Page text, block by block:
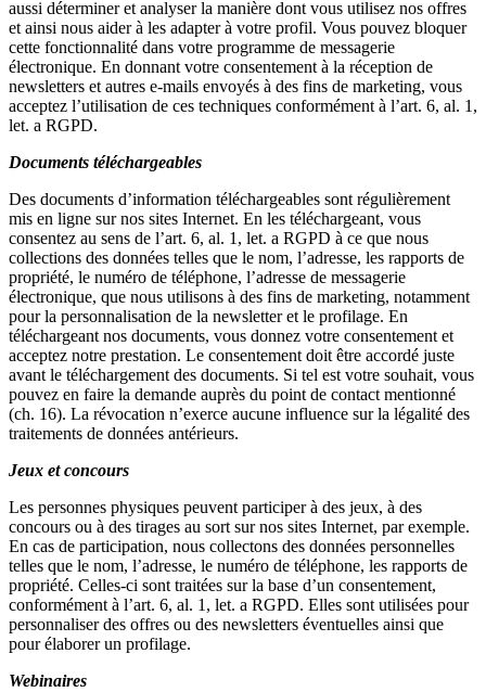
aussi déterminer et analyser la manière dont vous utilisez nos offres
et ainsi nous aider à les adapter à votre profil. Vous pouvez bloquer
cette fonctionnalité dans votre programme de messagerie
électronique. En donnant votre consentement à la réception de
newsletters et autres e-mails envoyés à des fins de marketing, vous
acceptez l’utilisation de ces techniques conformément à l’art. 6, al. 1,
let. a RGPD.
Documents téléchargeables
Des documents d’information téléchargeables sont régulièrement
mis en ligne sur nos sites Internet. En les téléchargeant, vous
consentez au sens de l’art. 6, al. 1, let. a RGPD à ce que nous
collections des données telles que le nom, l’adresse, les rapports de
propriété, le numéro de téléphone, l’adresse de messagerie
électronique, que nous utilisons à des fins de marketing, notamment
pour la personnalisation de la newsletter et le profilage. En
téléchargeant nos documents, vous donnez votre consentement et
acceptez notre prestation. Le consentement doit être accordé juste
avant le téléchargement des documents. Si tel est votre souhait, vous
pouvez en faire la demande auprès du point de contact mentionné
(ch. 16). La révocation n’exerce aucune influence sur la légalité des
traitements de données antérieurs.
Jeux et concours
Les personnes physiques peuvent participer à des jeux, à des
concours ou à des tirages au sort sur nos sites Internet, par exemple.
En cas de participation, nous collectons des données personnelles
telles que le nom, l’adresse, le numéro de téléphone, les rapports de
propriété. Celles-ci sont traitées sur la base d’un consentement,
conformément à l’art. 6, al. 1, let. a RGPD. Elles sont utilisées pour
personnaliser des offres ou des newsletters éventuelles ainsi que
pour élaborer un profilage.
Webinaires